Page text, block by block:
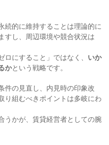
続的に維持することは理論的に
すし、周辺環境や競合状況は
にすること」ではなく、 いか
かという戦略です。
件の見直し、内見時の印象改
り組むべきポイントは多岐にわ
うかが、賃貸経営者としての腕